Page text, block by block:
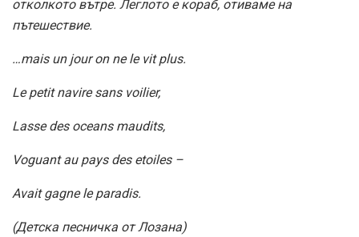
отколкото вътре. Леглото е кораб, отиваме на
пътешествие.
…mais un jour on ne le vit plus.
Le petit navire sans voilier,
Lasse des oceans maudits,
Voguant au pays des etoiles –
Avait gagne le paradis.
(Детска песничка от Лозана)